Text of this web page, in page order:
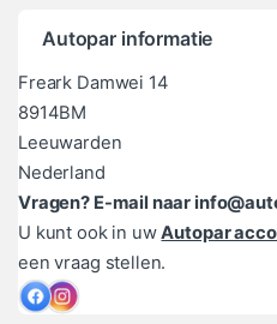
Autopar informatie
Freark Damwei 14
8914BM
Leeuwarden
Nederland
Vragen? E-mail naar
U kunt ook in uwAutopar
een vraag stellen.